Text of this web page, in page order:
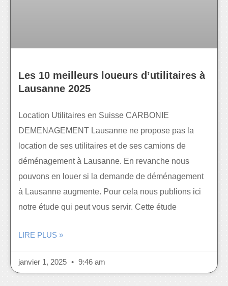
Les 10 meilleurs loueurs d’utilitaires à
Lausanne 2025
Location Utilitaires en Suisse CARBONIE
DEMENAGEMENT Lausanne ne propose pas la
location de ses utilitaires et de ses camions de
déménagement à Lausanne. En revanche nous
pouvons en louer si la demande de déménagement
à Lausanne augmente. Pour cela nous publions ici
notre étude qui peut vous servir. Cette étude
LIRE PLUS »
janvier 1, 2025 9:46 am